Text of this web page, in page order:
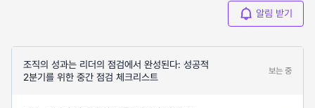
알림 받기
조직의 성과는 리더의 점검에서 완성된다: 성공적
2분기를 위한 중간 점검 체크리스트
보는 중